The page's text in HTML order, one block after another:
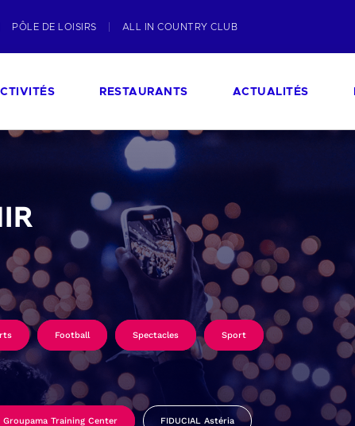
PÔLE DE LOISIRS ALL IN COUNTRY CLUB
RESTAURANTS ACTUALITÉS
Football Spectacles Sport
Groupama Training Center FIDUCIAL Astéria